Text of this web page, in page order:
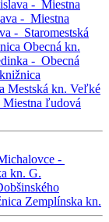
- Miestna
- Miestna
- Staromestská
Obecná kn.
- Obecná
Mestská kn. Veľké
Miestna ľudová
-
kn. G.
Zemplínska kn.